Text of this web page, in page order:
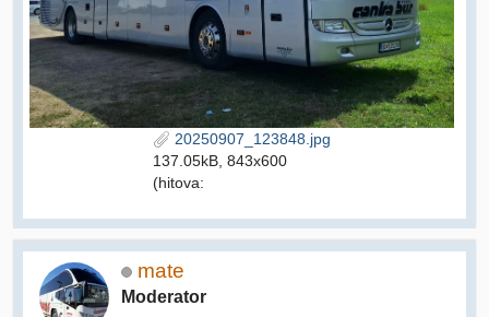
20250907_123848.jpg
137.05kB, 843x600
(hitova:
mate
Moderator